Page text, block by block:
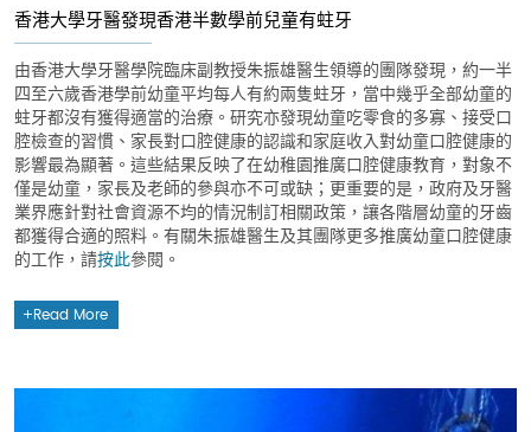
香港大學牙醫發現香港半數學前兒童有蛀牙
由香港大學牙醫學院臨床副教授朱振雄醫生領導的團隊發現，約一半
四至六歲香港學前幼童平均每人有約兩隻蛀牙，當中幾乎全部幼童的
蛀牙都沒有獲得適當的治療。研究亦發現幼童吃零食的多寡、接受口
腔檢查的習慣、家長對口腔健康的認識和家庭收入對幼童口腔健康的
影響最為顯著。這些結果反映了在幼稚園推廣口腔健康教育，對象不
僅是幼童，家長及老師的參與亦不可或缺；更重要的是，政府及牙醫
業界應針對社會資源不均的情況制訂相關政策，讓各階層幼童的牙齒
都獲得合適的照料。有關朱振雄醫生及其團隊更多推廣幼童口腔健康
的工作，請按此參閱。
Read More